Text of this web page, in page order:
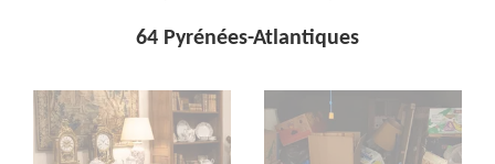
64 Pyrénées-Atlantiques